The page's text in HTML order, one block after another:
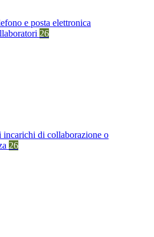
e posta elettronica
26
incarichi di collaborazione o
26